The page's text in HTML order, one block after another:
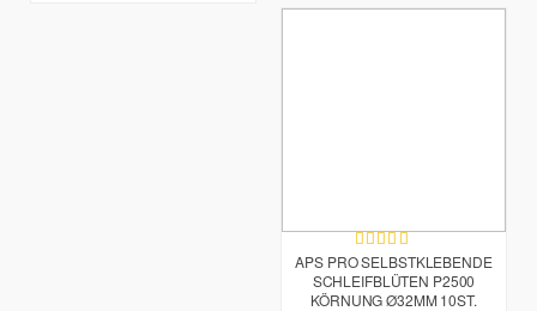
Bewertung:
100%
APS PRO SELBSTKLEBENDE
SCHLEIFBLÜTEN P2500
KÖRNUNG Ø32MM 10ST.